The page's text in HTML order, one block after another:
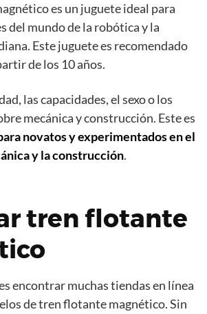
es un juguete ideal para
del mundo de la robótica y la
Este juguete es recomendado
de los 10 años.
las capacidades, el sexo o los
mecánica y construcción. Este es
novatos y experimentados en el
y la construcción.
tren flotante
encontrar muchas tiendas en línea
de tren flotante magnético. Sin